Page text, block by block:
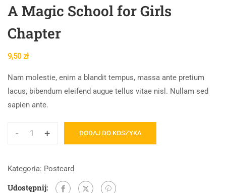
A Magic School for Girls
Chapter
9,50zł
Nam molestie, enim a blandit tempus, massa ante pretium
lacus, bibendum eleifend augue tellus vitae nisl. Nullam sed
sapien ante.
- + DODAJ DO KOSZYKA
Kategoria: Postcard
Udostępnij: